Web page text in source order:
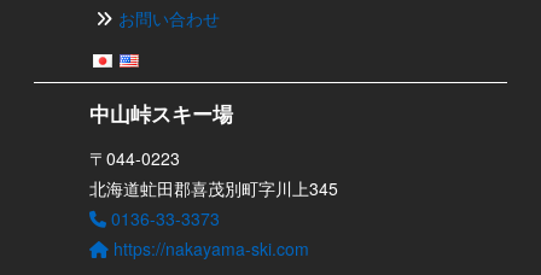
お問い合わせ
中山峠スキー場
〒044-0223
北海道虻田郡喜茂別町字川上345
0136-33-3373
https://nakayama-ski.com